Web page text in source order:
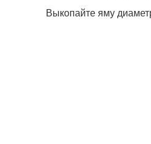
Выкопайте яму